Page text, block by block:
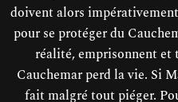
doivent alors
pour se protéger du
réalité, emprisonnent et
Cauchemar perd la vie. Si
fait malgré tout piéger.